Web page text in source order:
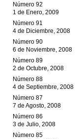
Número 92
1 de Enero, 2009
Número 91
4 de Diciembre, 2008
Número 90
6 de Noviembre, 2008
Número 89
2 de Octubre, 2008
Número 88
4 de Septiembre, 2008
Número 87
7 de Agosto, 2008
Número 86
3 de Julio, 2008
Número 85